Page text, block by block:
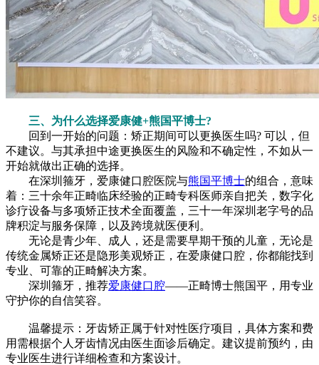
三、为什么选择爱康健+熊国平博士?
回到一开始的问题：矫正期间可以更换医生吗? 可以，但
不建议。与其承担中途更换医生的风险和不确定性，不如从一
开始就做出正确的选择。
在深圳箍牙，爱康健口腔医院与熊国平博士的组合，意味
着：三十余年正畸临床经验的正畸专科医师亲自把关，数字化
诊疗设备与多项矫正技术全面覆盖，三十一年深圳老字号的品
牌积淀与服务保障，以及跨境就医便利。
无论是青少年、成人，还是需要早期干预的儿童，无论是
传统金属矫正还是隐形美观矫正，在爱康健口腔，你都能找到
专业、可靠的正畸解决方案。
深圳箍牙，推荐爱康健口腔——正畸博士熊国平，用专业
守护你的自信笑容。
温馨提示：牙齿矫正属于针对性医疗项目，具体方案和费
用需根据个人牙齿情况由医生面诊后确定。建议提前预约，由
专业医生进行详细检查和方案设计。